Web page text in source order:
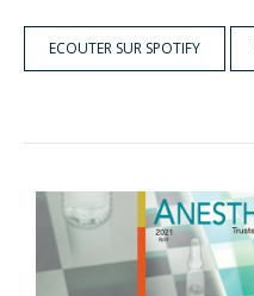
ECOUTER SUR SPOTIFY